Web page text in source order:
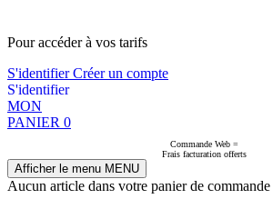
Pour accéder à vos tarifs
S'identifierCréer un compte
S'identifier
MON
PANIER 0
Commande Web =
Frais facturation offerts
Afficher le menu MENU
Aucun article dans votre panier de commande